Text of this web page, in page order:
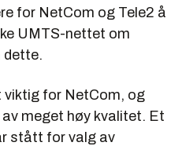
for NetCom og Tele2 å
UMTS-nettet om
dette.
for NetCom, og
meget høy kvalitet. Et
stått for valg av